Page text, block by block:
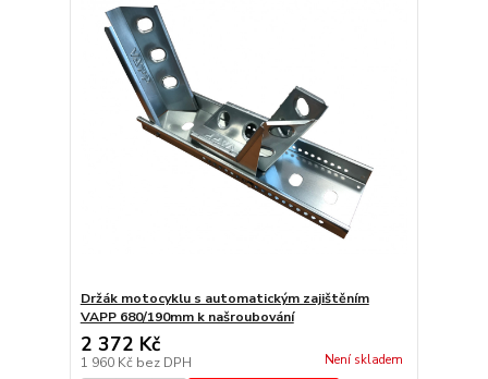
Držák motocyklu s automatickým zajištěním
VAPP 680/190mm k našroubování
2 372 Kč
1 960 Kč bez DPH Není skladem